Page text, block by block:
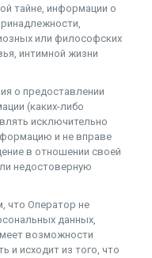
тайне, информации о
или философских
интимной жизни
о предоставлении
(каких-либо
исключительно
и не вправе
в отношении своей
недостоверную
что Оператор не
данных,
возможности
и исходит из того, что